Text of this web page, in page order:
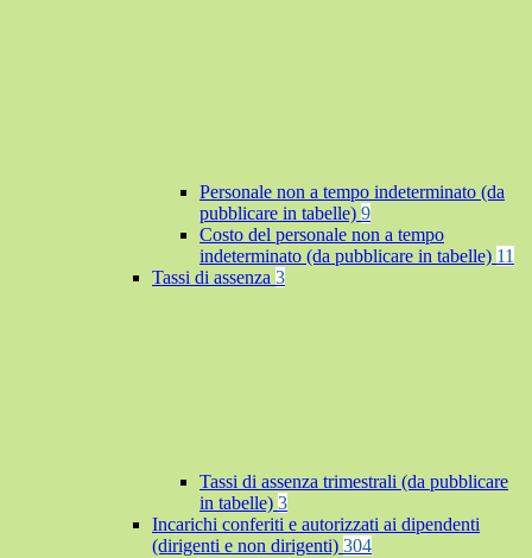
Personale non a tempo indeterminato (da
pubblicare in tabelle) 9
Costo del personale non a tempo
indeterminato (da pubblicare in tabelle) 11
Tassi di assenza 3
Tassi di assenza trimestrali (da pubblicare
in tabelle) 3
Incarichi conferiti e autorizzati ai dipendenti
(dirigenti e non dirigenti) 304